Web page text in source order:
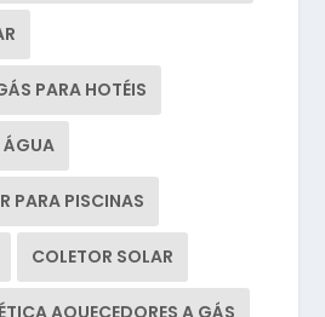
PARA HOTÉIS
ÁGUA
PARA PISCINAS
COLETOR SOLAR